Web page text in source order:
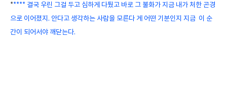
***** 결국 우린 그걸 두고 심하게 다퉜고 바로 그 불화가 지금 내가 처한 곤경
으로 이어졌지. 안다고 생각하는 사람을 모른다 게 어떤 기분인지 지금 이 순
간이 되어서야 깨닫는다.